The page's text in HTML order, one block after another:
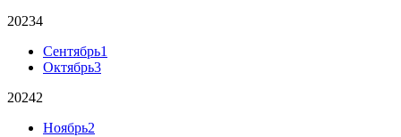
20234
Сентябрь1
Октябрь3
20242
Ноябрь2